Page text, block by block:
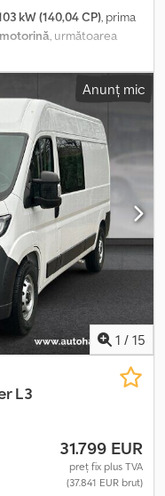
kW (140,04 CP), prima
motorină, următoarea
, clasă de emisii:Euro
ABS, aer condiționat,
pilot automat de
(ESP), proiectoare de
sistem de imobilizare,
exterioare electrice *
* Cotieră Siguranță
pentru mers
Sistem start-stop *
pentru viraje *
* Cârlig de
foi duble - spate * Kit
material textil Crepe
* Suspensie
Anunț mic
1 / 15
L3
31.799 EUR
preț fix plus TVA
(37.841 EUR brut)